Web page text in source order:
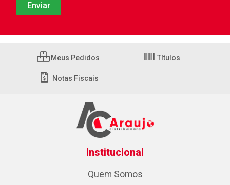
Meus Pedidos Títulos
Notas Fiscais
Institucional
Quem Somos